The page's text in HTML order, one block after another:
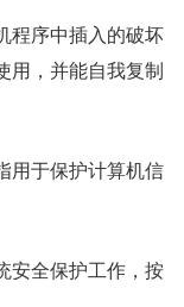
程序中插入的破坏
用，并能自我复制
用于保护计算机信
全保护工作，按